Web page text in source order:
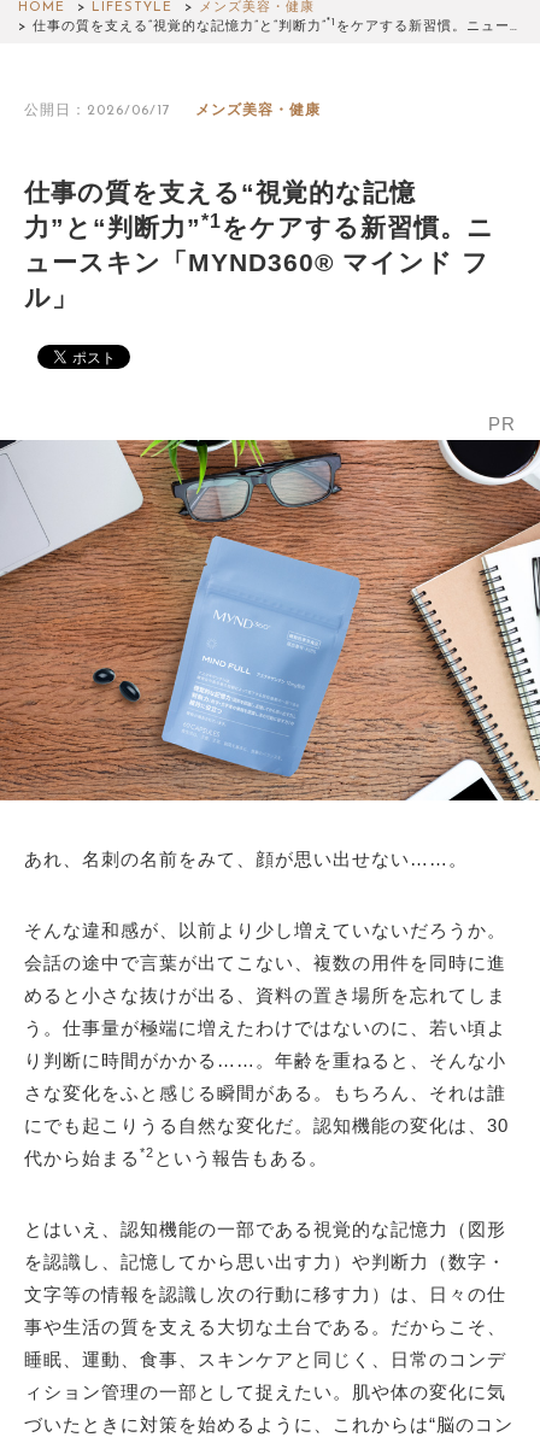
HOME LIFESTYLE
メンズ美容・健康
仕事の質を支える“視覚的な記憶力”と“判断力”
*1 をケアする新習慣。ニュー…
公開日：2026/06/17 メンズ美容・健康
仕事の質を支える“視覚的な記憶
力”と“判断力”*1をケアする新習慣。ニ
ュースキン「MYND360® マインド フ
ル」
PR
あれ、名刺の名前をみて、顔が思い出せない……。
そんな違和感が、以前より少し増えていないだろうか。
会話の途中で言葉が出てこない、複数の用件を同時に進
めると小さな抜けが出る、資料の置き場所を忘れてしま
う。仕事量が極端に増えたわけではないのに、若い頃よ
り判断に時間がかかる……。年齢を重ねると、そんな小
さな変化をふと感じる瞬間がある。もちろん、それは誰
にでも起こりうる自然な変化だ。認知機能の変化は、30
代から始まる *2 という報告もある。
とはいえ、認知機能の一部である視覚的な記憶力（図形
を認識し、記憶してから思い出す力）や判断力（数字・
文字等の情報を認識し次の行動に移す力）は、日々の仕
事や生活の質を支える大切な土台である。だからこそ、
睡眠、運動、食事、スキンケアと同じく、日常のコンデ
ィション管理の一部として捉えたい。肌や体の変化に気
づいたときに対策を始めるように、これからは“脳のコン